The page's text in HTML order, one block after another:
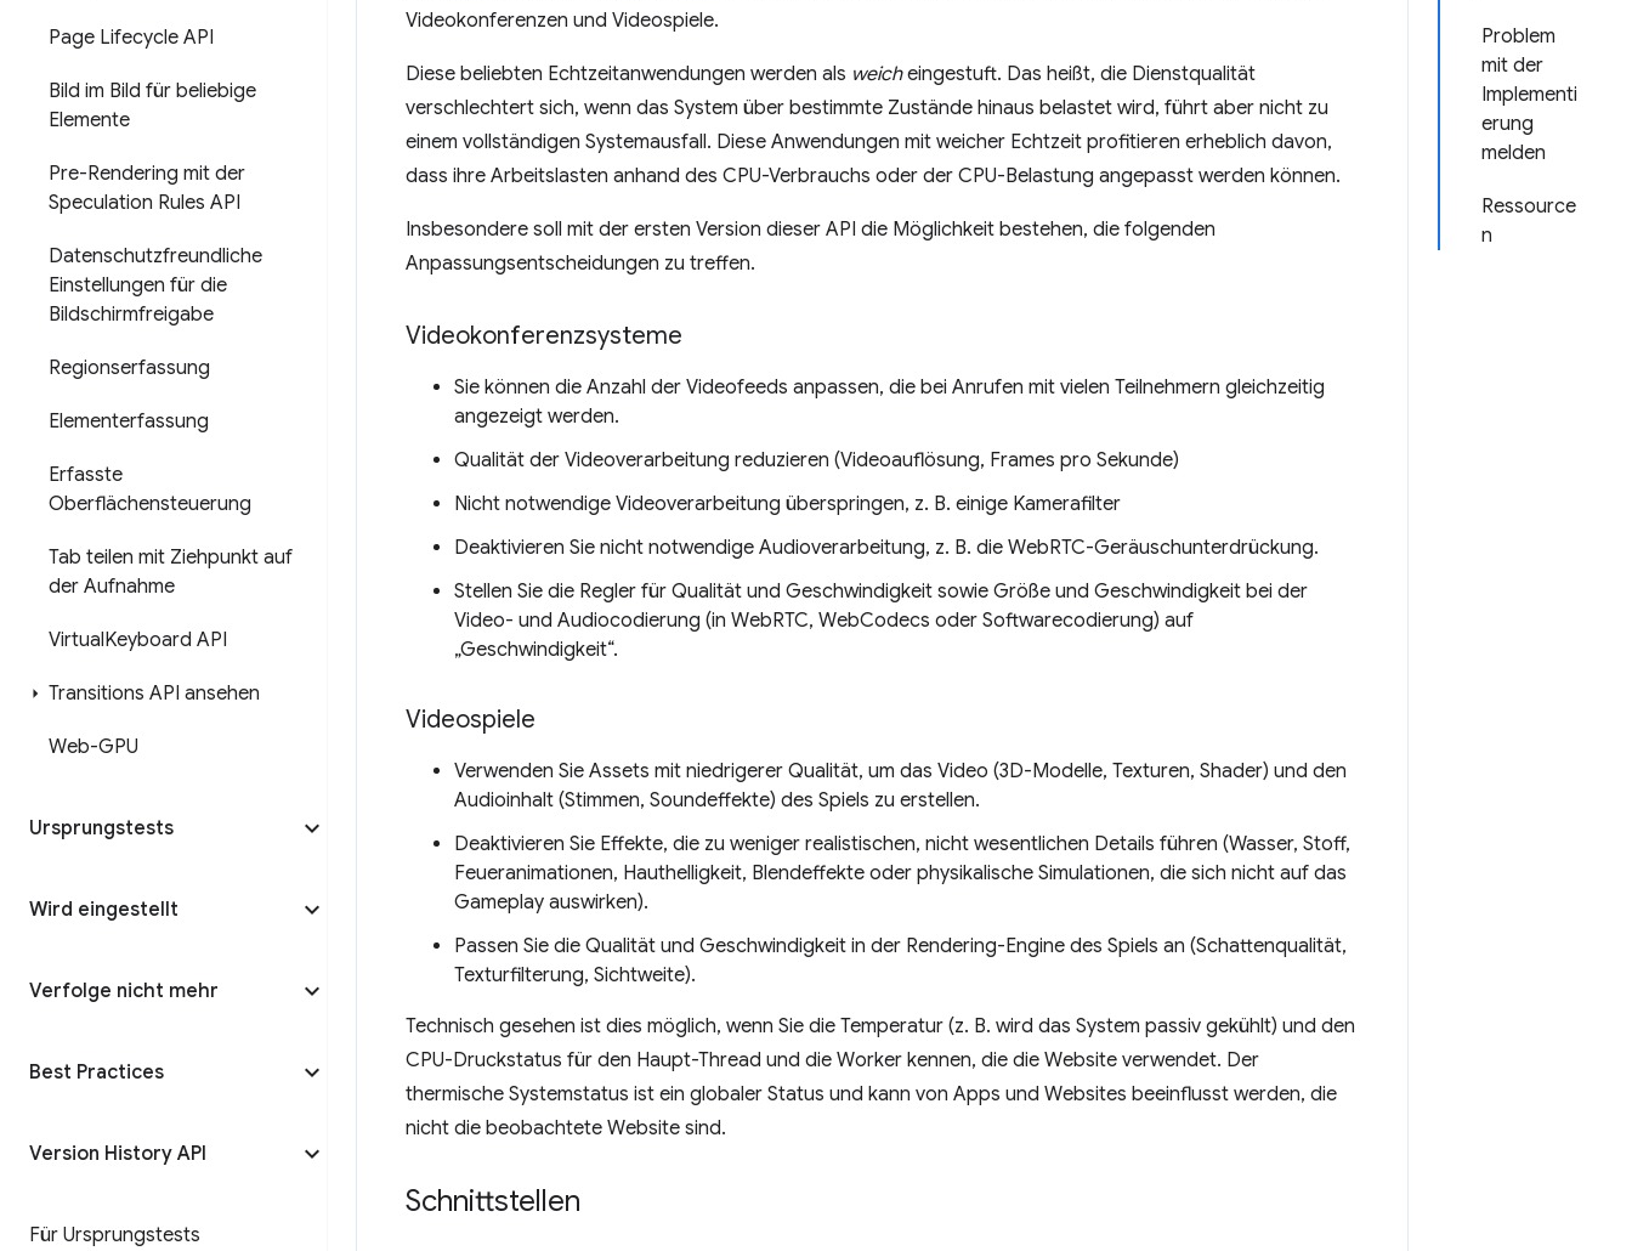
Page Lifecycle API
Bild im Bild für beliebige
Elemente
Pre-Rendering mit der
Speculation Rules API
Datenschutzfreundliche
Einstellungen für die
Bildschirmfreigabe
Regionserfassung
Elementerfassung
Erfasste
Oberflächensteuerung
Tab teilen mit Ziehpunkt auf
der Aufnahme
VirtualKeyboard API
Transitions API ansehen
Web-GPU
Ursprungstests
Wird eingestellt
Verfolge nicht mehr
Best Practices
Version History API
Für Ursprungstests
Problem
mit der
Implementi
erung
melden
Ressource
n
Videokonferenzen und Videospiele.
Diese beliebten Echtzeitanwendungen werden als weicheingestuft. Das heißt, die Dienstqualität
verschlechtert sich, wenn das System über bestimmte Zustände hinaus belastet wird, führt aber nicht zu
einem vollständigen Systemausfall. Diese Anwendungen mit weicher Echtzeit profitieren erheblich davon,
dass ihre Arbeitslasten anhand des CPU-Verbrauchs oder der CPU-Belastung angepasst werden können.
Insbesondere soll mit der ersten Version dieser API die Möglichkeit bestehen, die folgenden
Anpassungsentscheidungen zu treffen.
Videokonferenzsysteme
Sie können die Anzahl der Videofeeds anpassen, die bei Anrufen mit vielen Teilnehmern gleichzeitig
angezeigt werden.
Qualität der Videoverarbeitung reduzieren (Videoauflösung, Frames pro Sekunde)
Nicht notwendige Videoverarbeitung überspringen, z. B. einige Kamerafilter
Deaktivieren Sie nicht notwendige Audioverarbeitung, z. B. die WebRTC-Geräuschunterdrückung.
Stellen Sie die Regler für Qualität und Geschwindigkeit sowie Größe und Geschwindigkeit bei der
Video- und Audiocodierung (in WebRTC, WebCodecs oder Softwarecodierung) auf
„Geschwindigkeit“.
Videospiele
Verwenden Sie Assets mit niedrigerer Qualität, um das Video (3D-Modelle, Texturen, Shader) und den
Audioinhalt (Stimmen, Soundeffekte) des Spiels zu erstellen.
Deaktivieren Sie Effekte, die zu weniger realistischen, nicht wesentlichen Details führen (Wasser, Stoff,
Feueranimationen, Hauthelligkeit, Blendeffekte oder physikalische Simulationen, die sich nicht auf das
Gameplay auswirken).
Passen Sie die Qualität und Geschwindigkeit in der Rendering-Engine des Spiels an (Schattenqualität,
Texturfilterung, Sichtweite).
Technisch gesehen ist dies möglich, wenn Sie die Temperatur (z. B. wird das System passiv gekühlt) und den
CPU-Druckstatus für den Haupt-Thread und die Worker kennen, die die Website verwendet. Der
thermische Systemstatus ist ein globaler Status und kann von Apps und Websites beeinflusst werden, die
nicht die beobachtete Website sind.
Schnittstellen